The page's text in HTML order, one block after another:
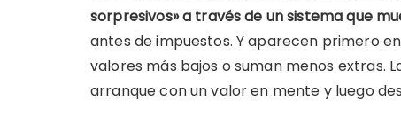
sorpresivos» a través de un sistema que
antes de impuestos. Y aparecen primero
valores más bajos o suman menos extras.
arranque con un valor en mente y luego